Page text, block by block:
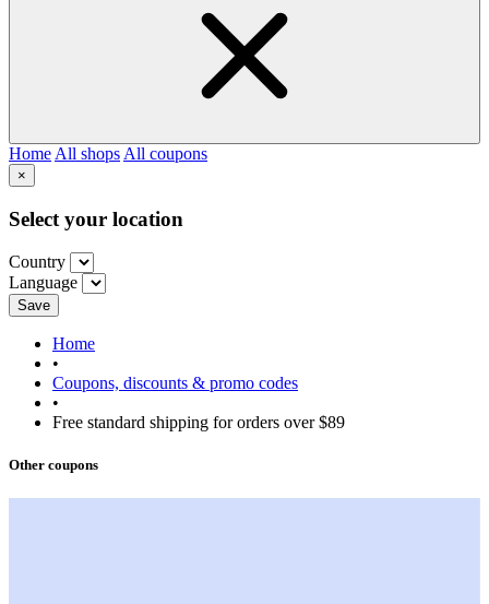
Home All shops All coupons
×
Select your location
Country
Language
Save
Home
•
Coupons, discounts & promo codes
•
Free standard shipping for orders over $89
Other coupons